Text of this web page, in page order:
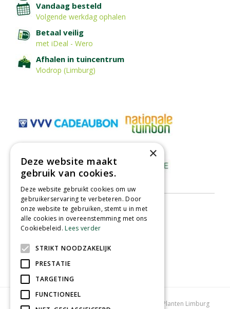
Vandaag besteld
Volgende werkdag ophalen
Betaal veilig
met iDeal - Wero
Afhalen in tuincentrum
Vlodrop (Limburg)
Tuincentrum Limburg Planten Limburg
×
Deze website maakt
gebruik van cookies.
Deze website gebruikt cookies om uw
gebruikerservaring te verbeteren. Door
onze website te gebruiken, stemt u in met
alle cookies in overeenstemming met ons
Cookiebeleid.Lees verder
STRIKT NOODZAKELIJK
PRESTATIE
TARGETING
FUNCTIONEEL